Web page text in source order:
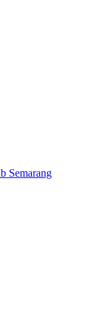
Semarang